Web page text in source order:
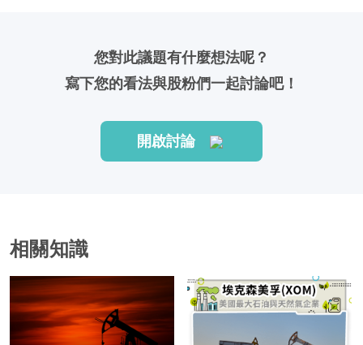
您對此議題有什麼想法呢？
寫下您的看法與股粉們一起討論吧！
開啟討論
相關知識